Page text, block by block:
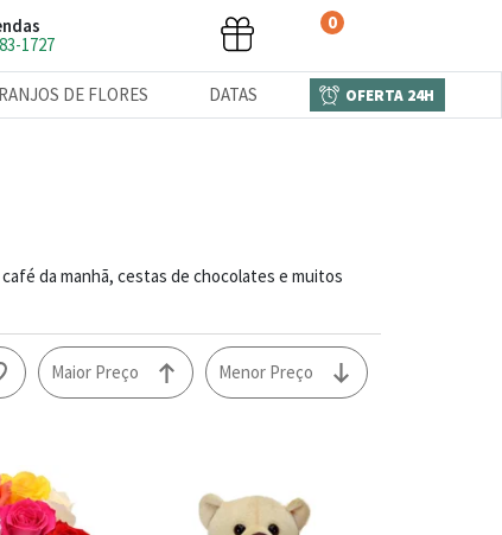
1727
0
DE FLORES DATAS OFERTA 24H
da manhã, cestas de chocolates e muitos
Menor Preço
Maior Preço